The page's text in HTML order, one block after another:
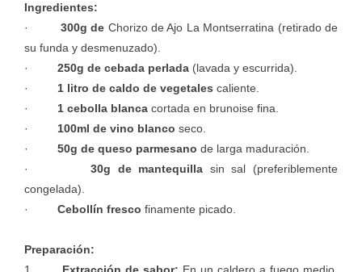
Ingredientes:
· 300g de Chorizo de Ajo La Montserratina (retirado de
su funda y desmenuzado).
· 250g de cebada perlada (lavada y escurrida).
· 1 litro de caldo de vegetales caliente.
· 1 cebolla blanca cortada en brunoise fina.
· 100ml de vino blanco seco.
· 50g de queso parmesano de larga maduración.
·30g de mantequilla sin sal (preferiblemente
congelada).
· Cebollín fresco finamente picado.
Preparación: